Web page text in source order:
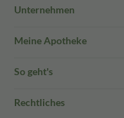
Unternehmen
Meine Apotheke
So geht's
Rechtliches